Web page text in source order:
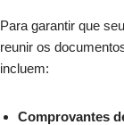
Para garantir que
reunir os
incluem:
Comprovantes